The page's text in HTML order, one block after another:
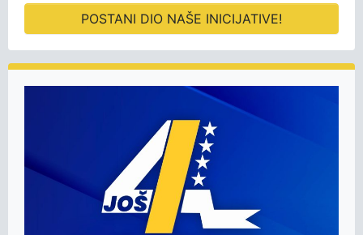
POSTANI DIO NAŠE INICIJATIVE!